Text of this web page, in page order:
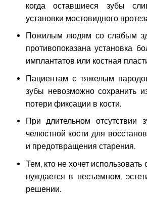
когда оставшиеся зубы
установки мостовидного
Пожилым людям со слабым
противопоказана установка
имплантатов или костная
Пациентам с тяжелым
зубы невозможно сохранить
потери фиксации в кости.
При длительном отсутствии
челюстной кости для
и предотвращения старения.
Тем, кто не хочет
нуждается в несъемном,
решении.